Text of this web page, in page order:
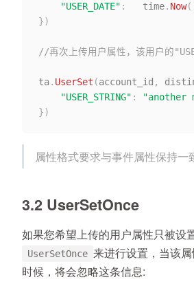
"USER_DATE" :
   time
. Now(
})
//再次上传用户属性，该用户的
ta. UserSet (account_id ,
"USER_STRING" :
"another
})
属性格式要求与事件属性保持一
3.2 UserSetOnce
如果您希望上传的用户属性只被设
UserSetOnce 来进行设置，当该
时候，将会忽略这条信息: